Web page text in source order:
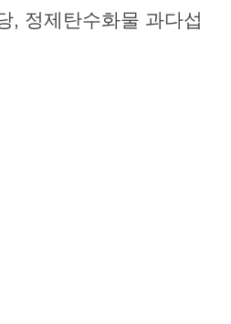
, 정제탄수화물 과다섭